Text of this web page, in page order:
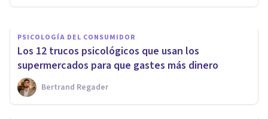
PSICOLOGÍA DEL CONSUMIDOR
Los 12 trucos psicológicos que usan los
supermercados para que gastes más dinero
Bertrand Regader